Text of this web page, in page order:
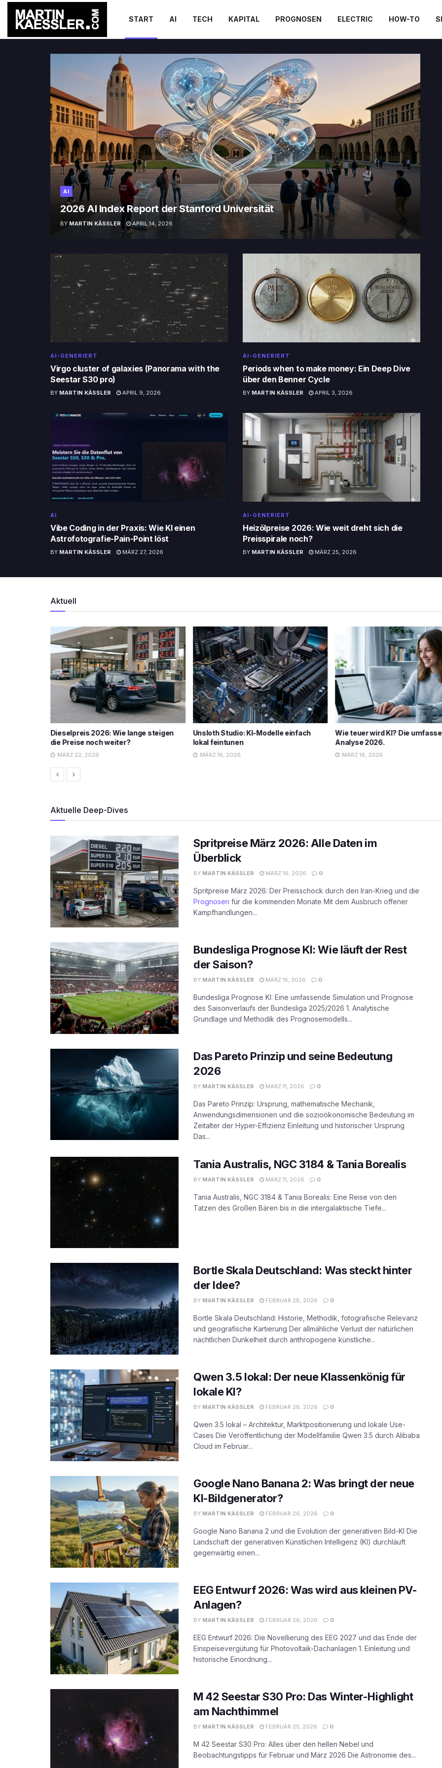
martinkaessler.com
START AI TECH KAPITAL PROGNOSEN ELECTRIC HOW-TO
AI
2026 AI Index Report der Stanford Universität
BY MARTIN KÄSSLER APRIL 14, 2026
AI-GENERIERT
Virgo cluster of galaxies (Panorama with the
Seestar S30 pro)
BY MARTIN KÄSSLER APRIL 9, 2026
AI-GENERIERT
Periods when to make money: Ein Deep Dive
über den Benner Cycle
BY MARTIN KÄSSLER APRIL 3, 2026
AI
Vibe Coding in der Praxis: Wie KI einen
Astrofotografie-Pain-Point löst
BY MARTIN KÄSSLER MÄRZ 27, 2026
AI-GENERIERT
Heizölpreise 2026: Wie weit dreht sich die
Preisspirale noch?
BY MARTIN KÄSSLER MÄRZ 25, 2026
Aktuell
Unsloth Studio: KI-Modelle einfach
lokal feintunen
MÄRZ 18, 2026
Wie teuer wird KI? Die umfassende
Analyse 2026.
MÄRZ 18, 2026
Der Astronaut Kinostart: Das
Highlight 2026?
MÄRZ 18, 2026
Aktuelle Deep-Dives
Spritpreise März 2026: Alle Daten im
Überblick
BY MARTIN KÄSSLER MÄRZ 16, 2026 0
Spritpreise März 2026: Der Preisschock durch den Iran-Krieg und die
Prognosen für die kommenden Monate Mit dem Ausbruch offener
Kampfhandlungen...
Bundesliga Prognose KI: Wie läuft der Rest
der Saison?
BY MARTIN KÄSSLER MÄRZ 15, 2026 0
Bundesliga Prognose KI: Eine umfassende Simulation und Prognose
des Saisonverlaufs der Bundesliga 2025/2026 1. Analytische
Grundlage und Methodik des Prognosemodells...
Das Pareto Prinzip und seine Bedeutung
2026
BY MARTIN KÄSSLER MÄRZ 11, 2026 0
Das Pareto Prinzip: Ursprung, mathematische Mechanik,
Anwendungsdimensionen und die sozioökonomische Bedeutung im
Zeitalter der Hyper-Effizienz Einleitung und historischer Ursprung
Das...
Tania Australis, NGC 3184 & Tania Borealis
BY MARTIN KÄSSLER MÄRZ 11, 2026 0
Tania Australis, NGC 3184 & Tania Borealis: Eine Reise von den
Tatzen des Großen Bären bis in die intergalaktische Tiefe...
Bortle Skala Deutschland: Was steckt hinter
der Idee?
BY MARTIN KÄSSLER FEBRUAR 28, 2026 0
Bortle Skala Deutschland: Historie, Methodik, fotografische Relevanz
und geografische Kartierung Der allmähliche Verlust der natürlichen
nächtlichen Dunkelheit durch anthropogene künstliche...
Qwen 3.5 lokal: Der neue Klassenkönig für
lokale KI?
BY MARTIN KÄSSLER FEBRUAR 28, 2026 0
Qwen 3.5 lokal – Architektur, Marktpositionierung und lokale Use-
Cases Die Veröffentlichung der Modellfamilie Qwen 3.5 durch Alibaba
Cloud im Februar...
Google Nano Banana 2: Was bringt der neue
KI-Bildgenerator?
BY MARTIN KÄSSLER FEBRUAR 26, 2026 0
Google Nano Banana 2 und die Evolution der generativen Bild-KI Die
Landschaft der generativen Künstlichen Intelligenz (KI) durchläuft
gegenwärtig einen...
EEG Entwurf 2026: Was wird aus kleinen PV-
Anlagen?
BY MARTIN KÄSSLER FEBRUAR 26, 2026 0
EEG Entwurf 2026: Die Novellierung des EEG 2027 und das Ende der
Einspeisevergütung für Photovoltaik-Dachanlagen 1. Einleitung und
historische Einordnung...
M 42 Seestar S30 Pro: Das Winter-Highlight
am Nachthimmel
BY MARTIN KÄSSLER FEBRUAR 25, 2026 0
M 42 Seestar S30 Pro: Alles über den hellen Nebel und
Beobachtungstipps für Februar und März 2026 Die Astronomie des...